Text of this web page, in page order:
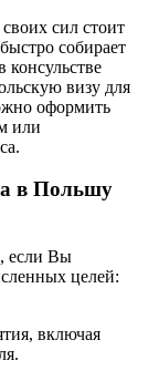
сил стоит
собирает
консульстве
визу для
оформить
или
в Польшу
если Вы
целей:
включая